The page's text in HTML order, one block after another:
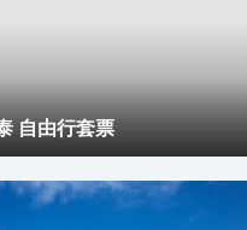
自由行套票